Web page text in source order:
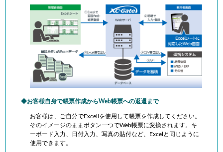
お客様自身で帳票作成からWeb帳票への返還まで
お客様は、ご自分でExcellを使用して帳票を作成してください。
そのイメージのままボタン一つでWeb帳票に変換されます。キ
ーボード入力、日付入力、写真の貼付など、Excelと同じように
使用できます。